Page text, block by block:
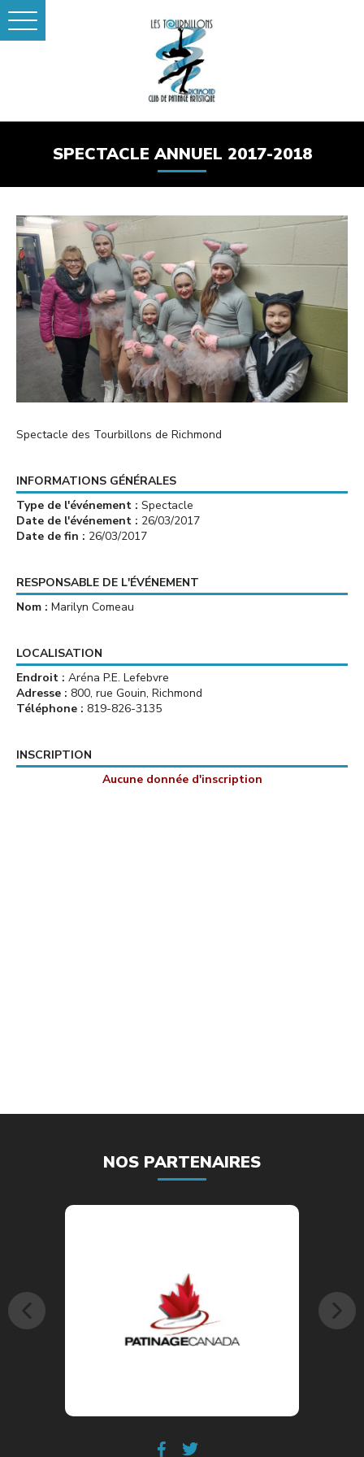
SPECTACLE ANNUEL 2017-2018
Spectacle des Tourbillons de Richmond
INFORMATIONS GÉNÉRALES
Type de l'événement : Spectacle
Date de l'événement : 26/03/2017
Date de fin : 26/03/2017
RESPONSABLE DE L'ÉVÉNEMENT
Nom : Marilyn Comeau
LOCALISATION
Endroit : Aréna P.E. Lefebvre
Adresse : 800, rue Gouin, Richmond
Téléphone : 819-826-3135
INSCRIPTION
Aucune donnée d'inscription
NOS PARTENAIRES